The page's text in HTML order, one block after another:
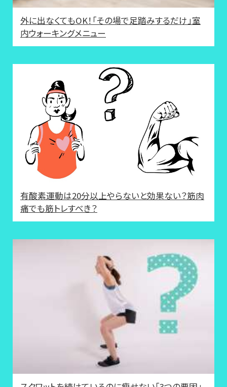
外に出なくてもOK！「その場で足踏みするだけ」室
内ウォーキングメニュー
有酸素運動は20分以上やらないと効果ない？筋肉
痛でも筋トレすべき？